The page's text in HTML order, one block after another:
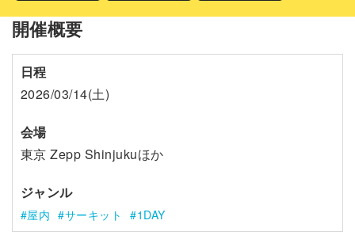
開催概要
日程
2026/03/14(土)
会場
東京 Zepp Shinjukuほか
ジャンル
屋内 サーキット 1DAY